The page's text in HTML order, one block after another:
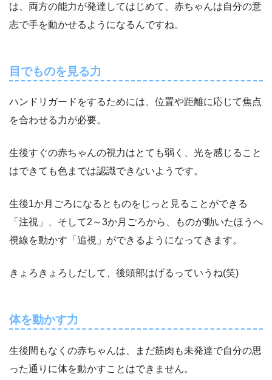
は、両方の能力が発達してはじめて、赤ちゃんは自分の意
志で手を動かせるようになるんですね。
目でものを見る力
ハンドリガードをするためには、位置や距離に応じて焦点
を合わせる力が必要。
生後すぐの赤ちゃんの視力はとても弱く、光を感じること
はできても色までは認識できないようです。
生後1か月ごろになるとものをじっと見ることができる
「注視」、そして2～3か月ごろから、ものが動いたほうへ
視線を動かす「追視」ができるようになってきます。
きょろきょろしだして、後頭部はげるっていうね(笑)
体を動かす力
生後間もなくの赤ちゃんは、まだ筋肉も未発達で自分の思
った通りに体を動かすことはできません。